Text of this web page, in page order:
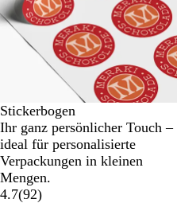
Stickerbogen
Ihr ganz persönlicher Touch –
ideal für personalisierte
Verpackungen in kleinen
Mengen.
4.7(92)